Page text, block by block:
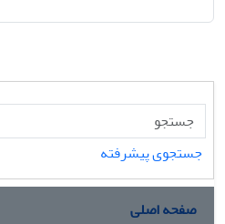
جستجوی پیشرفته
صفحه اصلی